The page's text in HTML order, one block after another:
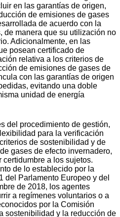
en las garantías de origen,
de emisiones de gases
de acuerdo con la
de manera que su utilización no
Adicionalmente, en las
posean certificado de
relativa a los criterios de
de emisiones de gases de
con las garantías de origen
evitando una doble
unidad de energía
del procedimiento de gestión,
para la verificación
de sostenibilidad y de
gases de efecto invernadero,
a los sujetos.
de lo establecido por la
del Parlamento Europeo y del
de 2018, los agentes
a regímenes voluntarios o a
por la Comisión
sostenibilidad y la reducción de